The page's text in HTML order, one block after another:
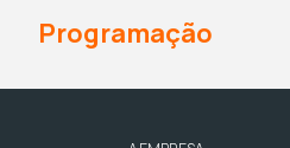
Programação